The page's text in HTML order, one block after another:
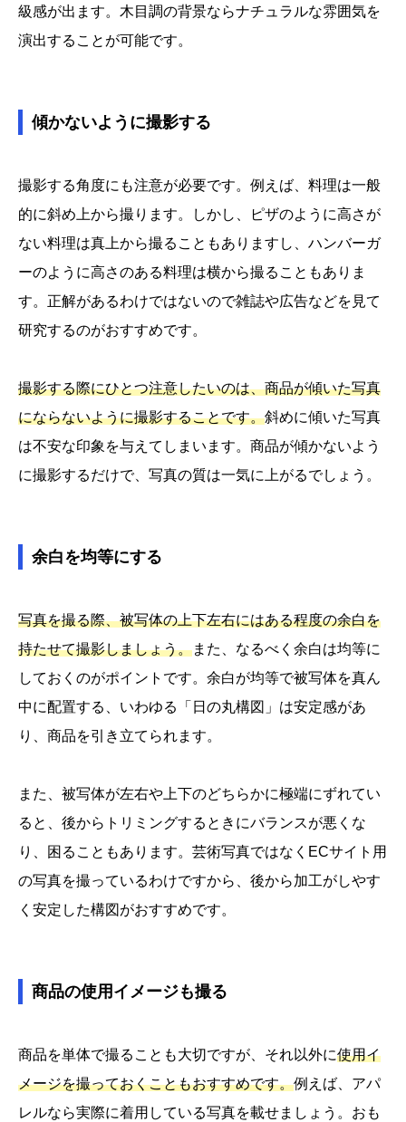
級感が出ます。木目調の背景ならナチュラルな雰囲気を
演出することが可能です。
傾かないように撮影する
撮影する角度にも注意が必要です。例えば、料理は一般
的に斜め上から撮ります。しかし、ピザのように高さが
ない料理は真上から撮ることもありますし、ハンバーガ
ーのように高さのある料理は横から撮ることもありま
す。正解があるわけではないので雑誌や広告などを見て
研究するのがおすすめです。
撮影する際にひとつ注意したいのは、商品が傾いた写真
にならないように撮影することです。斜めに傾いた写真
は不安な印象を与えてしまいます。商品が傾かないよう
に撮影するだけで、写真の質は一気に上がるでしょう。
余白を均等にする
写真を撮る際、被写体の上下左右にはある程度の余白を
持たせて撮影しましょう。また、なるべく余白は均等に
しておくのがポイントです。余白が均等で被写体を真ん
中に配置する、いわゆる「日の丸構図」は安定感があ
り、商品を引き立てられます。
また、被写体が左右や上下のどちらかに極端にずれてい
ると、後からトリミングするときにバランスが悪くな
り、困ることもあります。芸術写真ではなくECサイト用
の写真を撮っているわけですから、後から加工がしやす
く安定した構図がおすすめです。
商品の使用イメージも撮る
商品を単体で撮ることも大切ですが、それ以外に使用イ
メージを撮っておくこともおすすめです。例えば、アパ
レルなら実際に着用している写真を載せましょう。おも